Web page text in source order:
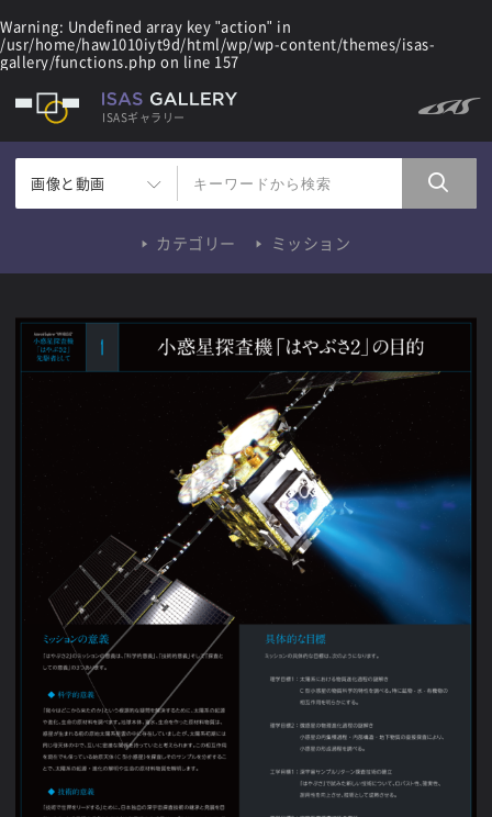
Warning: Undefined array key "action" in
/usr/home/haw1010iyt9d/html/wp/wp-content/themes/isas-
gallery/functions.php on line 157
ISASギャラリー
画像と動画
カテゴリー ミッション